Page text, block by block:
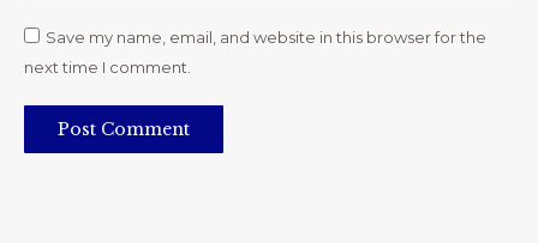
Save my name, email, and website in this browser for the
next time I comment.
Post Comment